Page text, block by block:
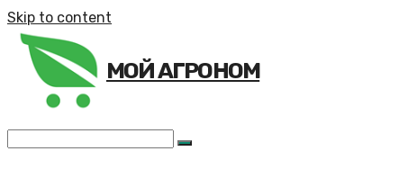
Skip to content
МОЙ АГРОНОМ